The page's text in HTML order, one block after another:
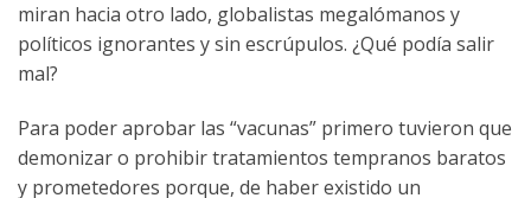
miran hacia otro lado, globalistas megalómanos y
políticos ignorantes y sin escrúpulos. ¿Qué podía salir
mal?
Para poder aprobar las “vacunas” primero tuvieron que
demonizar o prohibir tratamientos tempranos baratos
y prometedores porque, de haber existido un